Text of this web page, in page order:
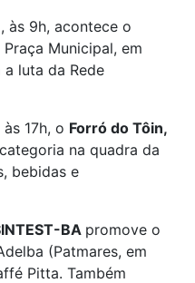
, às 9h, acontece o
Praça Municipal, em
luta da Rede
às 17h, o Forró do Tôin,
na quadra da
bebidas e
BA promove o
(Patmares, em
Pitta. Também